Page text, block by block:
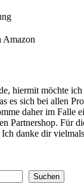
Amazon
hiermit möchte ich
es sich bei allen
daher im Falle
Partnershop. Für
danke dir
Suchen